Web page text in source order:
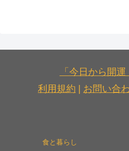
「今日から開
利用規約 | お問い合
食と暮らし